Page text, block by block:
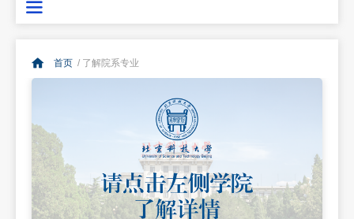
首页 / 了解院系专业